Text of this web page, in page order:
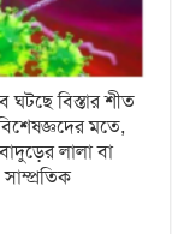
ঘটছে বিস্তার শীত
মতে,
লালা বা